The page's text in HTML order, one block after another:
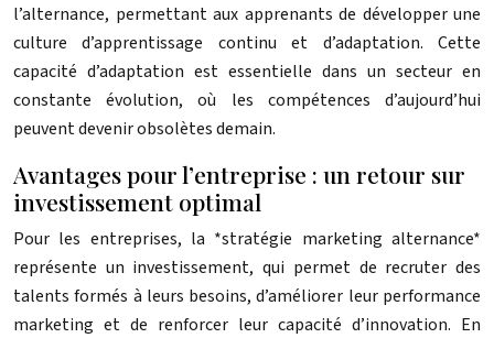
l’alternance, permettant aux apprenants de développer une
culture d’apprentissage continu et d’adaptation. Cette
capacité d’adaptation est essentielle dans un secteur en
constante évolution, où les compétences d’aujourd’hui
peuvent devenir obsolètes demain.
Avantages pour l’entreprise : un retour sur
investissement optimal
Pour les entreprises, la *stratégie marketing alternance*
représente un investissement, qui permet de recruter des
talents formés à leurs besoins, d’améliorer leur performance
marketing et de renforcer leur capacité d’innovation. En